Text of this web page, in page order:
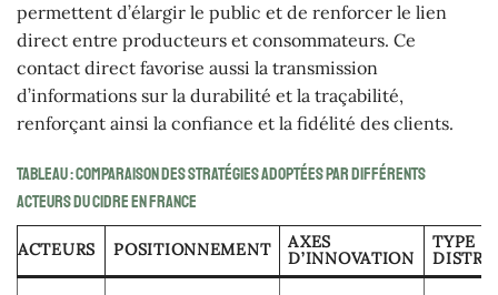
permettent d’élargir le public et de renforcer le lien
direct entre producteurs et consommateurs. Ce
contact direct favorise aussi la transmission
d’informations sur la durabilité et la traçabilité,
renforçant ainsi la confiance et la fidélité des clients.
Tableau : Comparaison des stratégies adoptées par différents
acteurs du cidre en France
ACTEURS POSITIONNEMENT
AXES
D’INNOVATION
TYPE